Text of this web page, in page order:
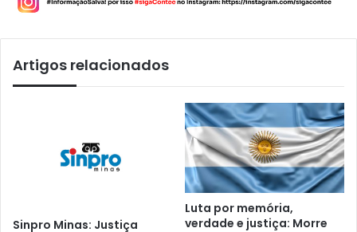
Artigos relacionados
Sinpro Minas: Justiça
Luta por memória,
verdade e justiça: Morre